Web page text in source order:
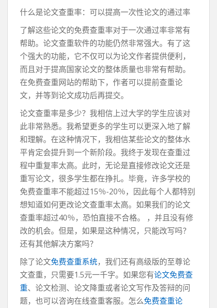
什么是论文查重率：可以提高一次性论文的通过率
了解这些论文的免费查重率对于一次通过率非常有
帮助。论文查重软件的功能仍然非常强大。有了这
个强大的功能，它不仅可以为论文作者提供便利，
而且对于提高国家论文的整体质量也非常有帮助。
在免费查重网站的帮助下，作者可以提前查重论
文，并等到论文成功后再提交。
论文查重率是多少？我相信上过大学的学生应该对
此非常熟悉。我希望更多的学生可以更深入地了解
和理解。在这种情况下，我相信某些论文的整体水
平肯定会提升到一个新阶段。我终于发现在查重过
程中重复率太高。此时，无论是直接修改论文还是
重写论文，很多学生都在挣扎。毕竟，许多学校的
免费查重率不能超过15％-20％，因此每个人都特别
想知道如何更改论文查重率太高。如果我们的论文
查重率超过40％，恐怕直接不合格。 ，并且没有修
改的机会。但是，如果是这种情况，只能改写吗？
还有其他解决方案吗？
除了论文免费查重系统，我们还有高级版的至尊论
文查重，只需要1.5元一千字。如果您有论文免费查
重、论文检测、论文降重或者论文写作及答辩的问
题，也可以咨询在线查重客服。怎么免费查重论